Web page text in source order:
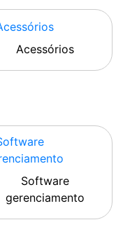
Acessórios
Software
gerenciamento